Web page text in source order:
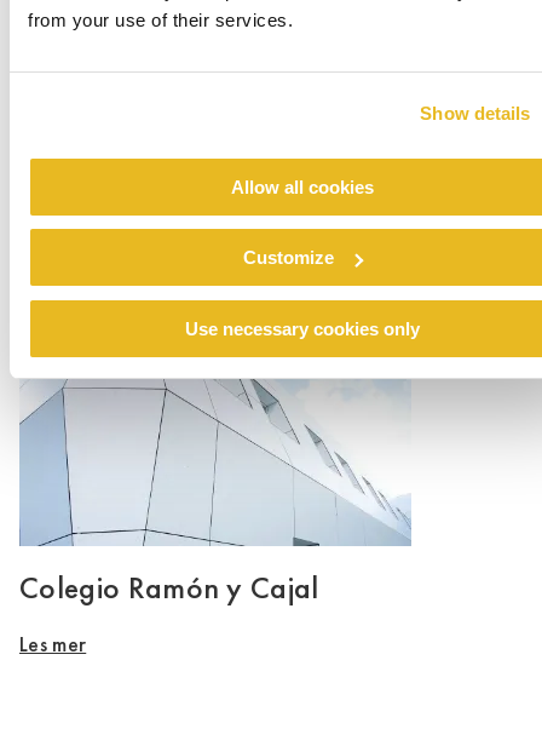
from your use of their services.
Show details
Allow all cookies
Customize
Use necessary cookies only
Renovation emergency shelter Stein
Colegio Ramón y Cajal
Les mer